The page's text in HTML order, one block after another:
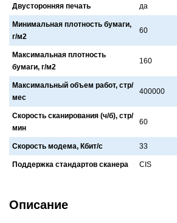
Двусторонняя печать да
Минимальная плотность бумаги,
г/м2
60
Максимальная плотность
бумаги, г/м2
160
Максимальный объем работ, стр/
мес
400000
Скорость сканирования (ч/б), стр/
мин
60
Скорость модема, Кбит/с 33
Поддержка стандартов сканера CIS
Описание